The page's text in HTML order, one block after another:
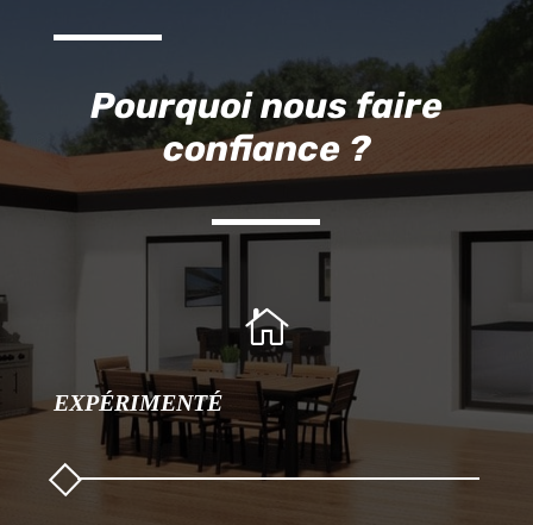
Pourquoi nous faire
confiance ?

EXPÉRIMENTÉ